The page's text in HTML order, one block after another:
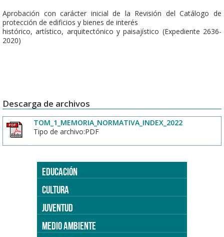
Aprobación con carácter inicial de la Revisión del Catálogo de
protección de edificios y bienes de interés
histórico, artístico, arquitectónico y paisajístico (Expediente 2636-
2020)
Descarga de archivos
TOM_1_MEMORIA_NORMATIVA_INDEX_2022
Tipo de archivo:PDF
EDUCACIÓN
CULTURA
JUVENTUD
MEDIO AMBIENTE